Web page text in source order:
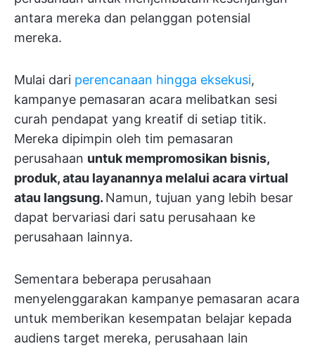
antara mereka dan pelanggan potensial
mereka.
Mulai dari perencanaan hingga eksekusi,
kampanye pemasaran acara melibatkan sesi
curah pendapat yang kreatif di setiap titik.
Mereka dipimpin oleh tim pemasaran
perusahaan untuk mempromosikan bisnis,
produk, atau layanannya melalui acara virtual
atau langsung. Namun, tujuan yang lebih besar
dapat bervariasi dari satu perusahaan ke
perusahaan lainnya.
Sementara beberapa perusahaan
menyelenggarakan kampanye pemasaran acara
untuk memberikan kesempatan belajar kepada
audiens target mereka, perusahaan lain